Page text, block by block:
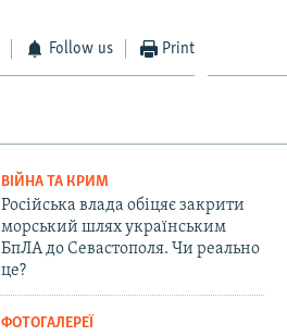
Follow us Print
ВІЙНА ТА КРИМ
Російська влада обіцяє закрити
морський шлях українським
БпЛА до Севастополя. Чи реально
це?
ФОТОГАЛЕРЕЇ